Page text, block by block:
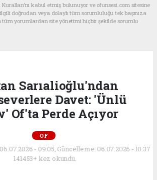
kabul etmiş bulunuyor ve ofunsesi.com sitesine
doğrudan veya dolaylı tüm sorumluluğu tek başınıza
tüm yorumlardan site yönetimi hiçbir şekilde sorumlu
Sarıalioğlu'ndan
Davet: 'Ünlü
Of'ta Perde Açıyor
OF
- 09:05, Güncelleme: 06.07.2026 - 10:37
141453+ kez okundu.